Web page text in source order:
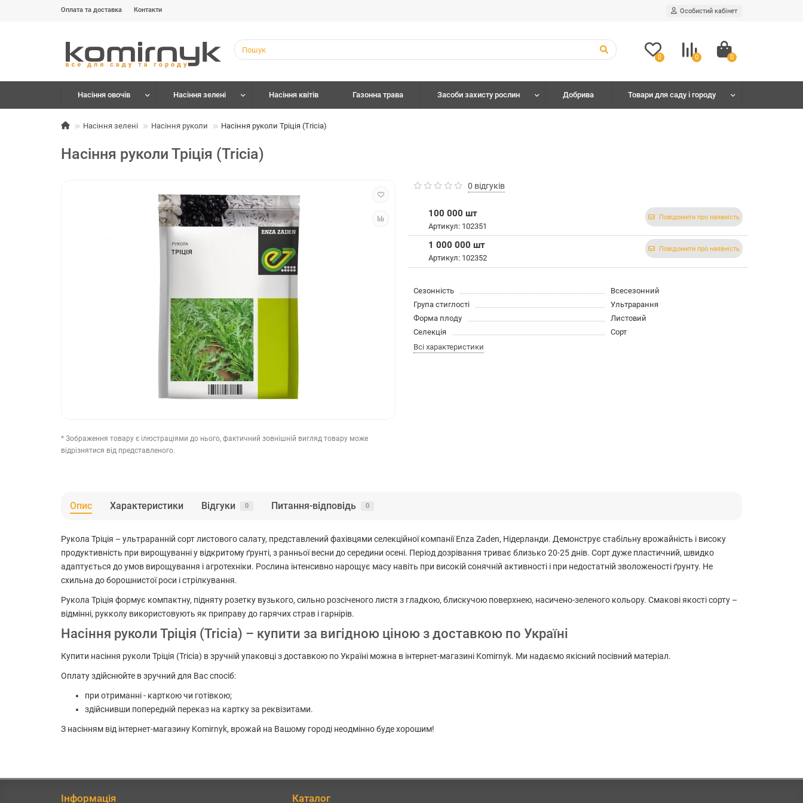
Оплата та доставка Контакти Особистий кабінет
0 0 0
Насіння овочів Насіння зелені Насіння квітів Газонна трава Засоби захисту рослин Добрива Товари для саду і городу
Насіння зелені Насіння руколи Насіння руколи Тріція (Tricia)
Насіння руколи Тріція (Tricia)
* Зображення товару є ілюстраціями до нього, фактичний зовнішній вигляд товару може
відрізнятися від представленого.
0 відгуків
100 000 шт
Артикул: 102351
Повідомити про наявність
1 000 000 шт
Артикул: 102352
Повідомити про наявність
Сезонність
Всесезонний
Група стиглості
Ультрарання
Форма плоду
Листовий
Селекція
Сорт
Всі характеристики
Опис Характеристики Відгуки 0 Питання-відповідь 0
Рукола Тріція – ультраранній сорт листового салату, представлений фахівцями селекційної компанії Enza Zaden, Нідерланди. Демонструє стабільну врожайність і високу
продуктивність при вирощуванні у відкритому ґрунті, з ранньої весни до середини осені. Період дозрівання триває близько 20-25 днів. Сорт дуже пластичний, швидко
адаптується до умов вирощування і агротехніки. Рослина інтенсивно нарощує масу навіть при високій сонячній активності і при недостатній зволоженості ґрунту. Не
схильна до борошнистої роси і стрілкування.
Рукола Тріція формує компактну, підняту розетку вузького, сильно розсіченого листя з гладкою, блискучою поверхнею, насичено-зеленого кольору. Смакові якості сорту –
відмінні, рукколу використовують як приправу до гарячих страв і гарнірів.
Насіння руколи Тріція (Tricia) – купити за вигідною ціною з доставкою по Україні
Купити насіння руколи Тріція (Tricia) в зручній упаковці з доставкою по Україні можна в інтернет-магазині Komirnyk. Ми надаємо якісний посівний матеріал.
Оплату здійснюйте в зручний для Вас спосіб:
при отриманні - карткою чи готівкою;
здійснивши попередній переказ на картку за реквізитами.
З насінням від інтернет-магазину Komirnyk, врожай на Вашому городі неодмінно буде хорошим!
Інформація Каталог